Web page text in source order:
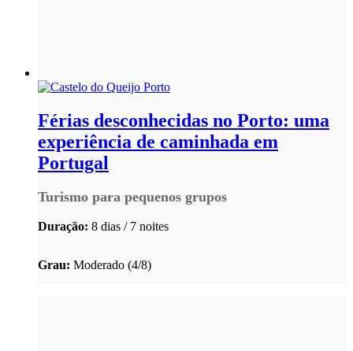
Férias desconhecidas no Porto: uma
experiência de caminhada em
Portugal
Turismo para pequenos grupos
Duração: 8 dias / 7 noites
Grau: Moderado (4/8)